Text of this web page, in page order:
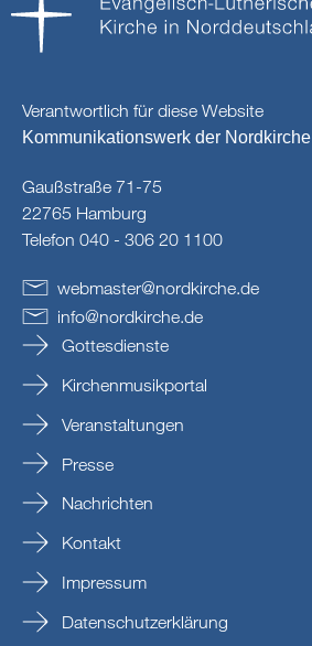
Verantwortlich für diese Website
Kommunikationswerk der Nordkirche
Gaußstraße 71-75
22765 Hamburg
Telefon 040 - 306 20 1100
webmaster@nordkirche.de
info@nordkirche.de
Gottesdienste
Kirchenmusikportal
Veranstaltungen
Presse
Nachrichten
Kontakt
Impressum
Datenschutzerklärung